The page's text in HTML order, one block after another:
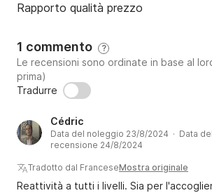
Rapporto qualità prezzo
1 commento ?
Le recensioni sono ordinate in base al
prima)
Tradurre
Cédric
Data del noleggio 23/8/2024 · Data
recensione 24/8/2024
Tradotto dal FranceseMostra originale
Reattività a tutti i livelli. Sia per